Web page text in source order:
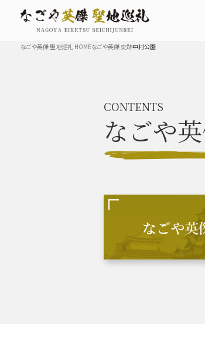
なごや英傑 史跡 一覧
豊臣秀長と名古屋の関係
豊臣秀吉と名古屋の関係
なごや英傑 聖地巡礼 HOMEなごや英傑 史跡中村公園
CONTENTS
なごや
なごや英